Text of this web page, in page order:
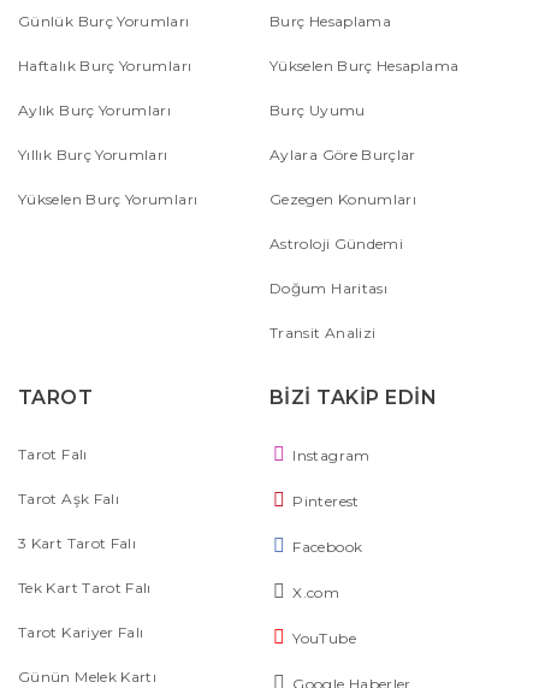
Günlük Burç Yorumları
Haftalık Burç Yorumları
Aylık Burç Yorumları
Yıllık Burç Yorumları
Yükselen Burç Yorumları
Burç Hesaplama
Yükselen Burç Hesaplama
Burç Uyumu
Aylara Göre Burçlar
Gezegen Konumları
Astroloji Gündemi
Doğum Haritası
Transit Analizi
TAROT
Tarot Falı
Tarot Aşk Falı
3 Kart Tarot Falı
Tek Kart Tarot Falı
Tarot Kariyer Falı
Günün Melek Kartı
BİZİ TAKİP EDİN
Instagram
Pinterest
Facebook
X.com
YouTube
Google Haberler